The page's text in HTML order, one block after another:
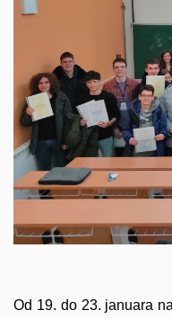
Od 19. do 23. januara